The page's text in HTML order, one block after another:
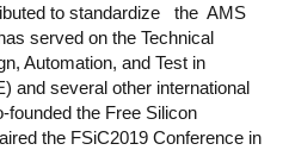
to standardize the AMS
served on the Technical
Automation, and Test in
and several other international
founded the Free Silicon
the FSiC2019 Conference in